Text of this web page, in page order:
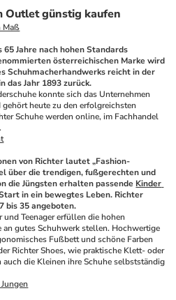
Outlet günstig kaufen
Maß
Jahre nach hohen Standards
österreichischen Marke wird
Schuhmacherhandwerks reicht in der
das Jahr 1893 zurück.
konnte sich das Unternehmen
heute zu den erfolgreichsten
Schuhe werden online, im Fachhandel
von Richter lautet „Fashion-
über die trendigen, fußgerechten und
die Jüngsten erhalten passende Kinder
in ein bewegtes Leben. Richter
bis 35 angeboten.
Teenager erfüllen die hohen
gutes Schuhwerk stellen. Hochwertige
Fußbett und schöne Farben
Richter Shoes, wie praktische Klett- oder
die Kleinen ihre Schuhe selbstständig